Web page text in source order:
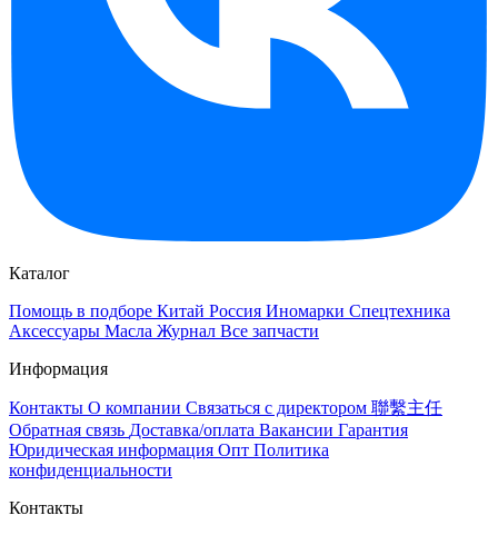
Каталог
Помощь в подборе Китай Россия Иномарки Спецтехника
Аксессуары Масла Журнал Все запчасти
Информация
Контакты О компании Связаться с директором 聯繫主任
Обратная связь Доставка/оплата Вакансии Гарантия
Юридическая информация Опт Политика
конфиденциальности
Контакты